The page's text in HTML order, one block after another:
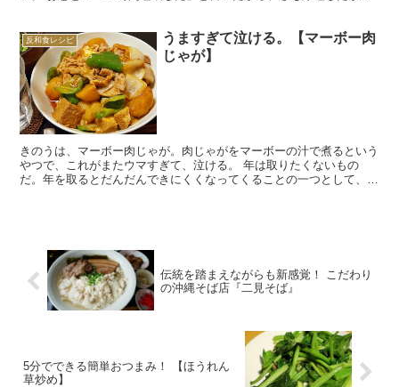
反和食レシピ
うますぎて泣ける。【マーボー肉
じゃが】
きのうは、マーボー肉じゃが。肉じゃがをマーボーの汁で煮るという
やつで、これがまたウマすぎて、泣ける。 年は取りたくないもの
だ。年を取るとだんだんできにくくなってくることの一つとして、
伝統を踏まえながらも新感覚！ こだわり
の沖縄そば店『二見そば』
5分でできる簡単おつまみ！ 【ほうれん
草炒め】